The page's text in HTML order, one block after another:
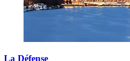
La Défense